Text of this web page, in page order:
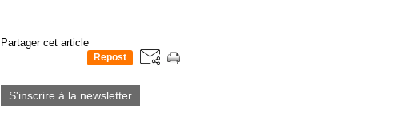
Partager cet article
Repost
S'inscrire à la newsletter